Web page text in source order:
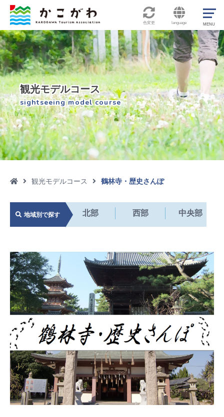
色変更 language
観光モデルコース
sightseeing model course
 観光モデルコース 鶴林寺・歴史さんぽ
地域別で探す 北部 西部 中央部